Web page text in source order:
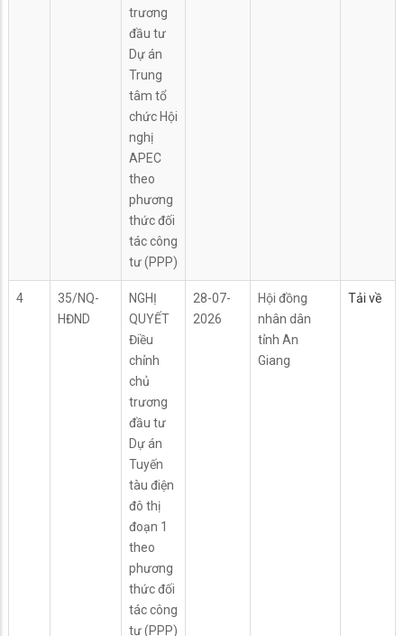
trương
đầu tư
Dự án
Trung
tâm tổ
chức Hội
nghị
APEC
theo
phương
thức đối
tác công
tư (PPP)
4
35/NQ-
HĐND
NGHỊ
QUYẾT
Điều
chỉnh
chủ
trương
đầu tư
Dự án
Tuyến
tàu điện
đô thị
đoạn 1
theo
phương
thức đối
tác công
tư (PPP)
28-07-
2026
Hội đồng
nhân dân
tỉnh An
Giang
Tải về